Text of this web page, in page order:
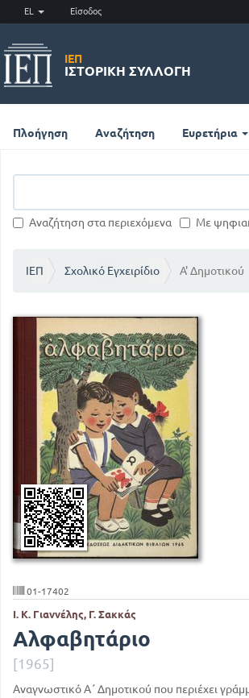
EL Είσοδος
ΙΕΠ
ΙΣΤΟΡΙΚΉ ΣΥΛΛΟΓΉ
Πλοήγηση Αναζήτηση Ευρετήρια
Αναζήτηση στα περιεχόμενα Με
ΙΕΠ Σχολικό Εγχειρίδιο Α' Δημοτικού
01-17402
Ι. Κ. Γιαννέλης, Γ. Σακκάς
Αλφαβητάριο
[1965]
Αναγνωστικό Α΄ Δημοτικού που περιέχει